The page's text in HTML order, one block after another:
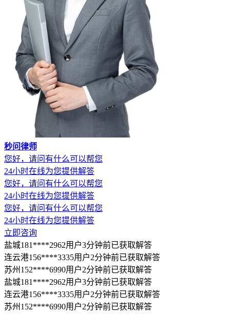
秒问律师
您好，请问有什么可以帮您
24小时在线为您提供解答
您好，请问有什么可以帮您
24小时在线为您提供解答
您好，请问有什么可以帮您
24小时在线为您提供解答
立即咨询
盐城181****2962用户3分钟前已获取解答
连云港156****3335用户2分钟前已获取解答
苏州152****6990用户2分钟前已获取解答
盐城181****2962用户3分钟前已获取解答
连云港156****3335用户2分钟前已获取解答
苏州152****6990用户2分钟前已获取解答